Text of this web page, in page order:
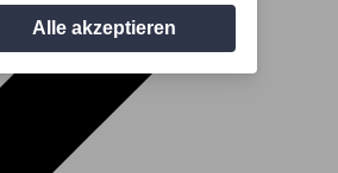
Alle akzeptieren